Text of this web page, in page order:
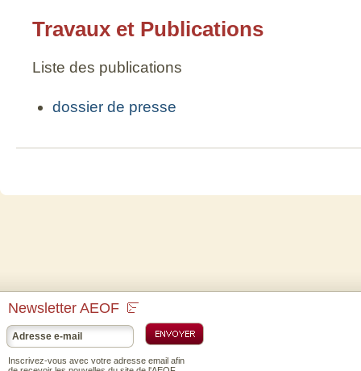
Travaux et Publications
Liste des publications
dossier de presse
Newsletter AEOF
Inscrivez-vous avec votre adresse email afin